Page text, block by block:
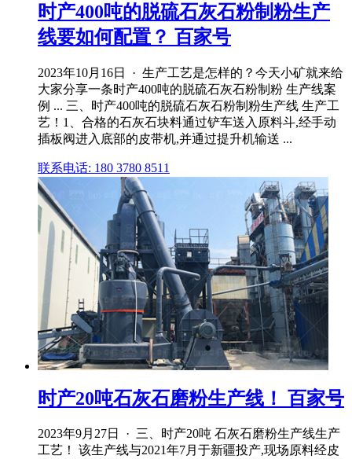
时产400吨的脱硫石灰石粉制粉生产
线要如何配置？ 百家号
2023年10月16日 · 生产工艺是怎样的？今天小矿就来给
大家分享一条时产400吨的脱硫石灰石粉制粉 生产线案
例 ... 三、时产400吨的脱硫石灰石粉制粉生产线 生产工
艺！1、合格的石灰石块料通过铲车送入原料斗,经手动
插板阀进入底部的皮带机,并通过提升机输送 ...
联系电话: 180 3780 8511
时产20吨石灰石磨粉生产线！ 百家号
2023年9月27日 · 三、时产20吨 石灰石磨粉生产线生产
工艺！ 该生产线与2021年7月于新疆投产,现场原料经皮